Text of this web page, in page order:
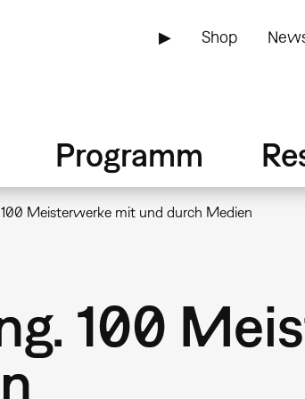
▶ Shop
Programm
Meisterwerke mit und durch Medien
100